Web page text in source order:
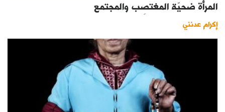
المرأة ضحيّة المغتصِب والمجتمع
إكرام عدنني